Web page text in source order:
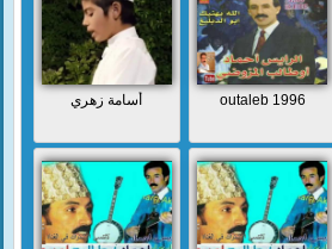
أسامة زهري outaleb 1996